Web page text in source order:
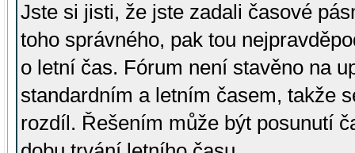
Jste si jisti, že jste zadali časové
toho správného, pak tou
o letní čas. Fórum není stavěno na
standardním a letním časem, takže
rozdíl. Řešením může být posunutí